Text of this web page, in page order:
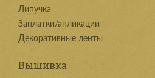
Липучка
Заплатки/апликации
Декоративные ленты
Вышивка